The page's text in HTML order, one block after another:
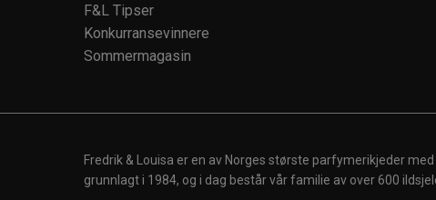
F&L Tipser
Konkurransevinnere
Sommermagasin
Fredrik & Louisa er en av Norges største parfymerikjeder
grunnlagt i 1984, og i dag består vår familie av over 600